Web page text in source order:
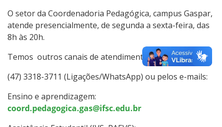
O setor da Coordenadoria Pedagógica, campus Gaspar,
atende presencialmente, de segunda a sexta-feira, das
8h às 20h.
Temos outros canais de atendimento:
(47) 3318-3711 (Ligações/WhatsApp) ou pelos e-mails:
Ensino e aprendizagem:
coord.pedagogica.gas@ifsc.edu.br